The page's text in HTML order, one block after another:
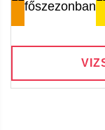
főszezonban